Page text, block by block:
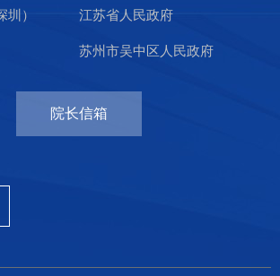
） 江苏省人民政府
苏州市吴中区人民政府
院长信箱